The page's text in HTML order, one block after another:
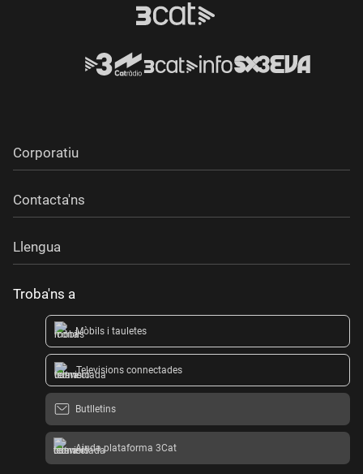
Corporatiu
Contacta'ns
Llengua
Troba'ns a
Mòbils i tauletes
Televisions connectades
Butlletins
Ajuda plataforma 3Cat